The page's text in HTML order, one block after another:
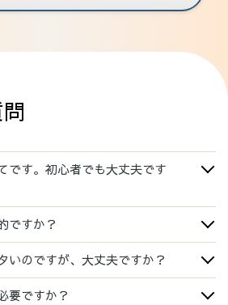
です。初心者でも大丈夫です
ですか？
いのですが、大丈夫ですか？
要ですか？